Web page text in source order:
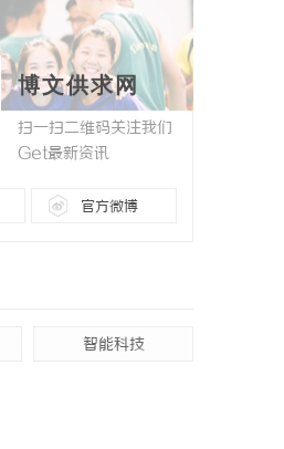
博文供求网
扫一扫二维码关注我们
Get最新资讯
官方微博
智能科技